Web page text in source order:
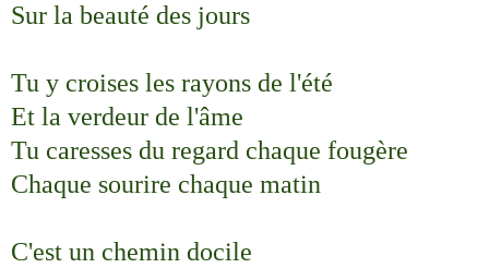
Sur la beauté des jours
Tu y croises les rayons de l'été
Et la verdeur de l'âme
Tu caresses du regard chaque fougère
Chaque sourire chaque matin
C'est un chemin docile